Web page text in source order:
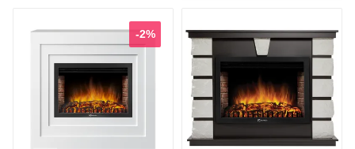
-2%